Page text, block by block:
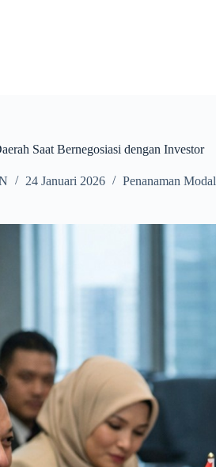
Saat Bernegosiasi dengan Investor
24 Januari 2026 Penanaman Modal